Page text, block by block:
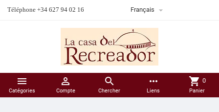
Téléphone +34 627 94 02 16 Français 

Catégories

Compte

Chercher
more_horiz
Liens
shopping_cart 0
Panier